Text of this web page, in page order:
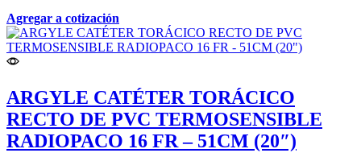
Agregar a cotización
ARGYLE CATÉTER TORÁCICO
RECTO DE PVC TERMOSENSIBLE
RADIOPACO 16 FR – 51CM (20″)